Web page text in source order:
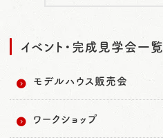
イベント・完成見学会一覧
モデルハウス販売会
ワークショップ